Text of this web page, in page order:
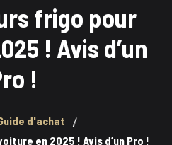
frigo pour
! Avis d’un
!
d'achat
en 2025 ! Avis d’un Pro !